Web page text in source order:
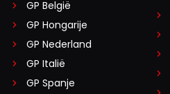
GP België
GP Hongarije
GP Nederland
GP Italië
GP Spanje